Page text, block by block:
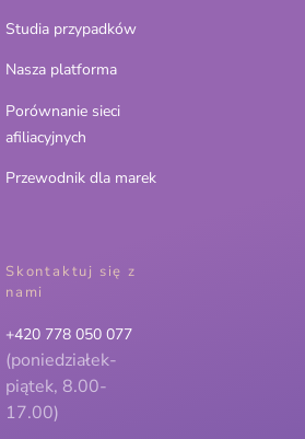
Studia przypadków
Nasza platforma
Porównanie sieci
afiliacyjnych
Przewodnik dla marek
Skontaktuj się z
nami
+420 778 050 077
(poniedziałek-
piątek, 8.00-
17.00)